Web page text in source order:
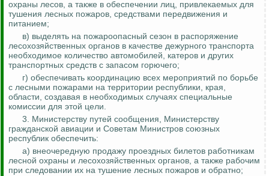
охраны лесов, а также в обеспечении лиц, привлекаемых для
тушения лесных пожаров, средствами передвижения и
питанием;
в) выделять на пожароопасный сезон в распоряжение
лесохозяйственных органов в качестве дежурного транспорта
необходимое количество автомобилей, катеров и других
транспортных средств с запасом горючего;
г) обеспечивать координацию всех мероприятий по борьбе
с лесными пожарами на территории республики, края,
области, создавая в необходимых случаях специальные
комиссии для этой цели.
3. Министерству путей сообщения, Министерству
гражданской авиации и Советам Министров союзных
республик обеспечить:
а) внеочередную продажу проездных билетов работникам
лесной охраны и лесохозяйственных органов, а также рабочим
при следовании их на тушение лесных пожаров и обратно;